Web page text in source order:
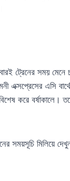
ট্রেনের সময়
এক্সপ্রেসের এসি
করে বর্ষাকালে।
সময়সূচি মিলিয়ে